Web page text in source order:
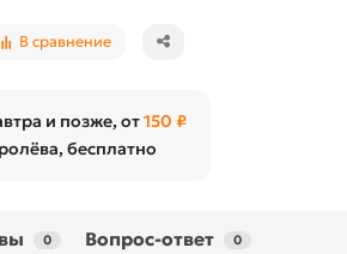
В сравнение
и позже, от150 ₽
бесплатно
0 Вопрос-ответ 0